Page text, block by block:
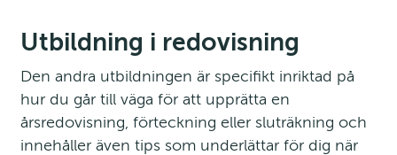
Utbildning i redovisning
Den andra utbildningen är specifikt inriktad på
hur du går till väga för att upprätta en
årsredovisning, förteckning eller sluträkning och
innehåller även tips som underlättar för dig när